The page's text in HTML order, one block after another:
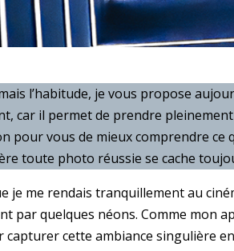
l’habitude, je vous propose
car il permet de prendre
pour vous de mieux comprendre
toute photo réussie se cache
je me rendais tranquillement au
par quelques néons. Comme mon
cette ambiance singulière